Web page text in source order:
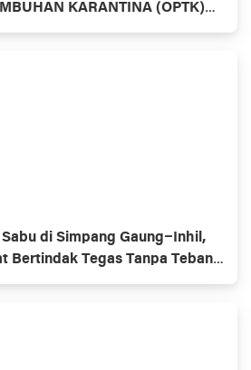
KARANTINA (OPTK)
48 Ton Komoditas
di Simpang Gaung–Inhil,
Bertindak Tegas Tanpa Tebang